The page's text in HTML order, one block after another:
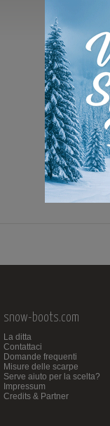
snow-boots.com
La ditta
Contattaci
Domande frequenti
Misure delle scarpe
Serve aiuto per la scelta?
Impressum
Credits & Partner